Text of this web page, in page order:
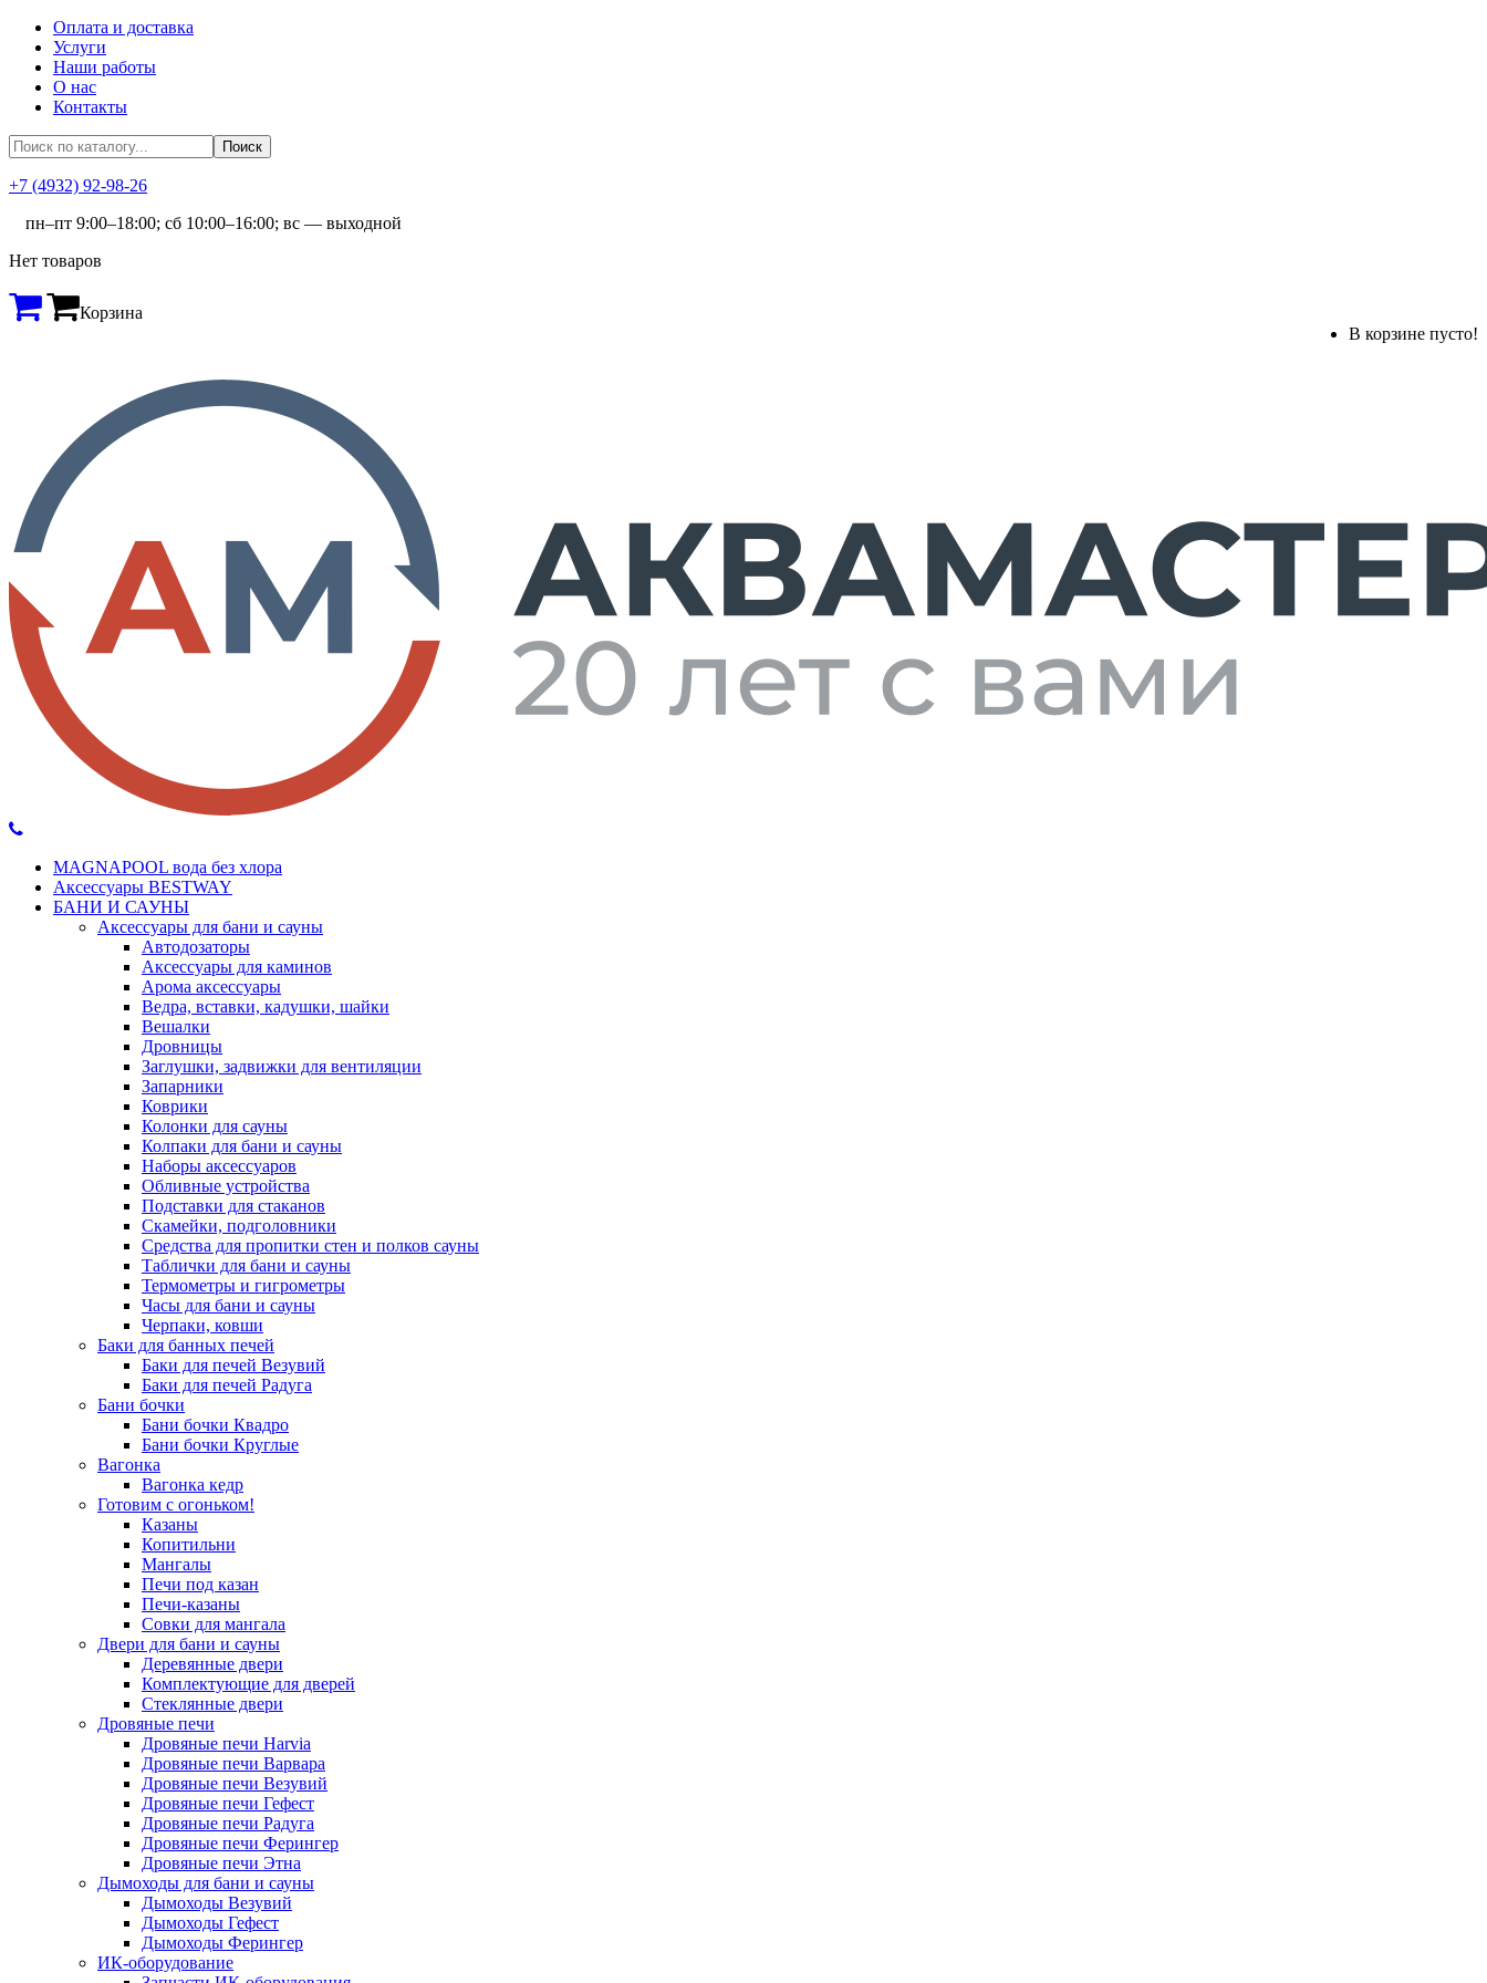
Оплата и доставка
Услуги
Наши работы
О нас
Контакты
+7 (4932) 92-98-26
пн–пт 9:00–18:00; сб 10:00–16:00; вс — выходной
Нет товаров
Корзина
В корзине пусто!
MAGNAPOOL вода без хлора
Аксессуары BESTWAY
БАНИ И САУНЫ
Аксессуары для бани и сауны
Автодозаторы
Аксессуары для каминов
Арома аксессуары
Ведра, вставки, кадушки, шайки
Вешалки
Дровницы
Заглушки, задвижки для вентиляции
Запарники
Коврики
Колонки для сауны
Колпаки для бани и сауны
Наборы аксессуаров
Обливные устройства
Подставки для стаканов
Скамейки, подголовники
Средства для пропитки стен и полков сауны
Таблички для бани и сауны
Термометры и гигрометры
Часы для бани и сауны
Черпаки, ковши
Баки для банных печей
Баки для печей Везувий
Баки для печей Радуга
Бани бочки
Бани бочки Квадро
Бани бочки Круглые
Вагонка
Вагонка кедр
Готовим с огоньком!
Казаны
Копитильни
Мангалы
Печи под казан
Печи-казаны
Совки для мангала
Двери для бани и сауны
Деревянные двери
Комплектующие для дверей
Стеклянные двери
Дровяные печи
Дровяные печи Harvia
Дровяные печи Варвара
Дровяные печи Везувий
Дровяные печи Гефест
Дровяные печи Радуга
Дровяные печи Ферингер
Дровяные печи Этна
Дымоходы для бани и сауны
Дымоходы Везувий
Дымоходы Гефест
Дымоходы Ферингер
ИК-оборудование